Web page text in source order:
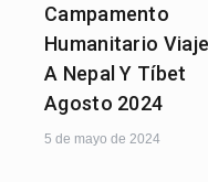
Campamento
Humanitario Viaje
A Nepal Y Tíbet
Agosto 2024
5 de mayo de 2024